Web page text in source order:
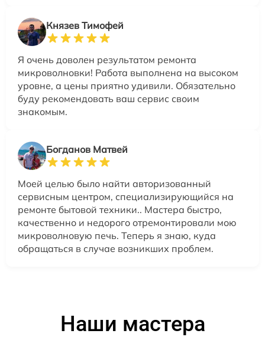
Князев Тимофей
Я очень доволен результатом ремонта
микроволновки! Работа выполнена на высоком
уровне, а цены приятно удивили. Обязательно
буду рекомендовать ваш сервис своим
знакомым.
Богданов Матвей
Моей целью было найти авторизованный
сервисным центром, специализирующийся на
ремонте бытовой техники.. Мастера быстро,
качественно и недорого отремонтировали мою
микроволновую печь. Теперь я знаю, куда
обращаться в случае возникших проблем.
Наши мастера